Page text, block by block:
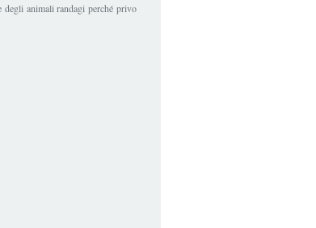
degli animali randagi perché privo